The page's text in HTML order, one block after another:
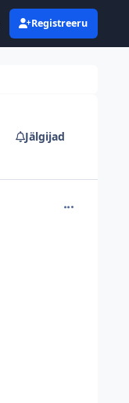
Registreeru
Jälgijad